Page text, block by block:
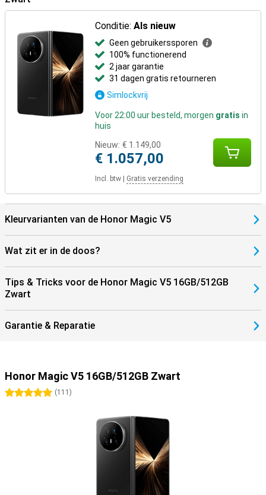
Conditie:Als nieuw
Geen gebruikerssporen
100% functionerend
2 jaar garantie
31 dagen gratis retourneren
Simlockvrij
Voor 22:00 uur besteld, morgen gratis in
huis
Nieuw: € 1.149,00
€ 1.057,00
Incl. btw Gratis verzending
Kleurvarianten van de Honor Magic V5
Wat zit er in de doos?
Tips & Tricks voor de Honor Magic V5 16GB/512GB
Zwart
Garantie & Reparatie
Honor Magic V5 16GB/512GB Zwart
5 sterren
(111 )